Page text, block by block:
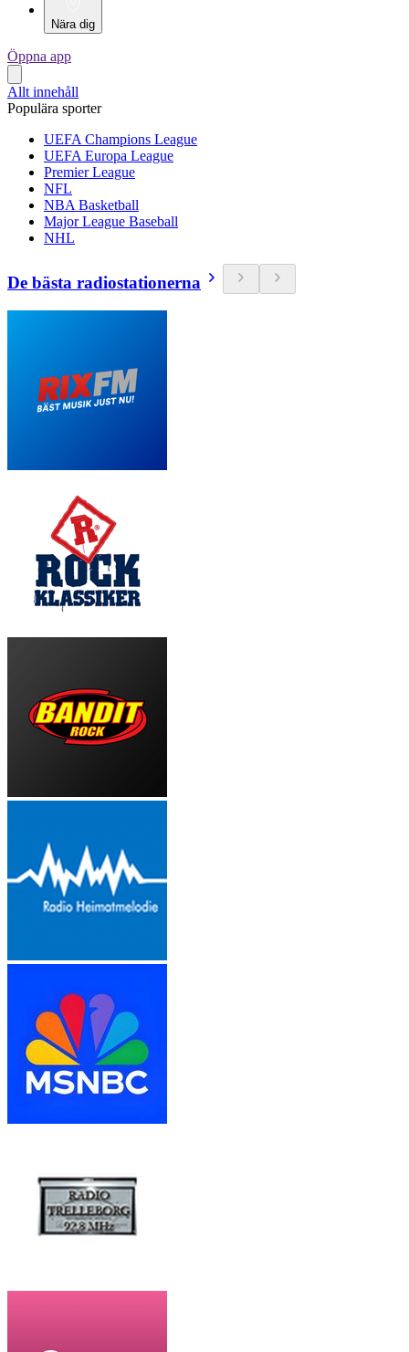
Nära dig
Öppna app
Allt innehåll
Populära sporter
UEFA Champions League
UEFA Europa League
Premier League
NFL
NBA Basketball
Major League Baseball
NHL
De bästa radiostationerna